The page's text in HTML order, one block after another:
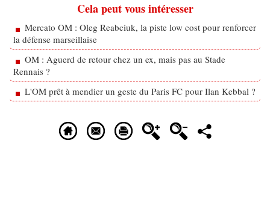
Cela peut vous intéresser
Mercato OM : Oleg Reabciuk, la piste low cost pour renforcer
la défense marseillaise
OM : Aguerd de retour chez un ex, mais pas au Stade
Rennais ?
L'OM prêt à mendier un geste du Paris FC pour Ilan Kebbal ?